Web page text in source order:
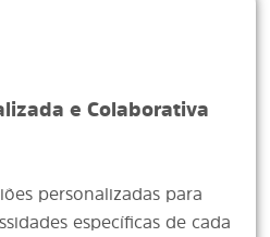
e Colaborativa
personalizadas para
específicas de cada